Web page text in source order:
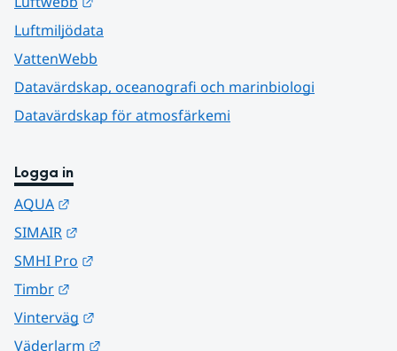
Luftmiljödata
VattenWebb
Datavärdskap, oceanografi och marinbiologi
Datavärdskap för atmosfärkemi
Logga in
AQUA
SIMAIR
SMHI Pro
Timbr
Vinterväg
Väderlarm